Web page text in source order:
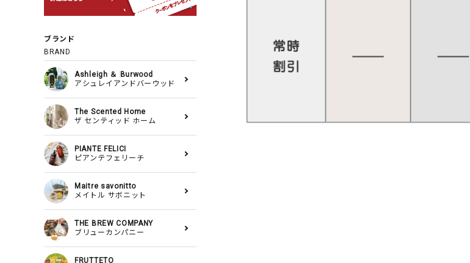
ブランド
BRAND
Ashleigh ＆ Burwood
アシュレイアンドバーウッド
The Scented Home
ザ センティッド ホーム
PIANTE FELICI
ピアンテフェリーチ
Maitre savonitto
メイトル サボニット
THE BREW COMPANY
ブリューカンパニー
FRUTTETO